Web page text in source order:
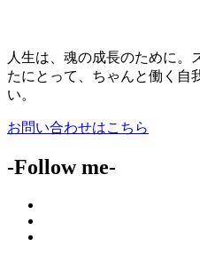
人生は、魂の成長のために。
たにとって、ちゃんと働く自
い。
お問い合わせはこちら
-Follow me-